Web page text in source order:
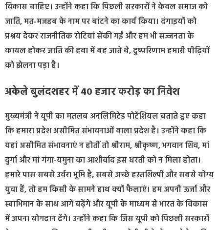
विकास चाहिए। उन्होंने कहा कि पिछली सरकारों ने केवल समाज को
जाति, मत-मजहब के नाम पर बांटने का कार्य किया। दंगाइयों को
प्रश्रय देकर राजनीतिक रोटियां सेंकी गईं और हम भी सज्जनता के
कायल होकर जाति की हवा में बह जाते थे, दुष्परिणाम हमारी पीढ़ियों
को झेलना पड़ा है।
अकेले बुलंदशहर में 40 हजार करोड़ का निवेश
मुख्यमंत्री ने यूपी का मतलब अनलिमिटेड पोटेंशियल बताते हुए कहा
कि हमारा प्रदेश असीमित संभावनाओं वाला प्रदेश है। उन्होंने कहा कि
यहां असीमित संभावनाएं न होतीं तो श्रीराम, श्रीकृष्ण, भगवान शिव, मां
दुर्गा और मां गंगा-यमुना का आशीर्वाद इस धरती को न मिला होता।
हमारे पास सबसे उर्वरा भूमि है, सबसे अच्छे हस्तशिल्पी और सबसे योग्य
युवा हैं, तो हम किसी के सामने हाथ क्यों फैलाएं। हम अपनी ऊर्जा और
स्वाभिमान के साथ आगे बढ़ेंगे और यूपी के माध्यम से भारत के विकास
में अपना योगदान देंगे। उन्होंने कहा कि जिस यूपी को पिछली सरकारों